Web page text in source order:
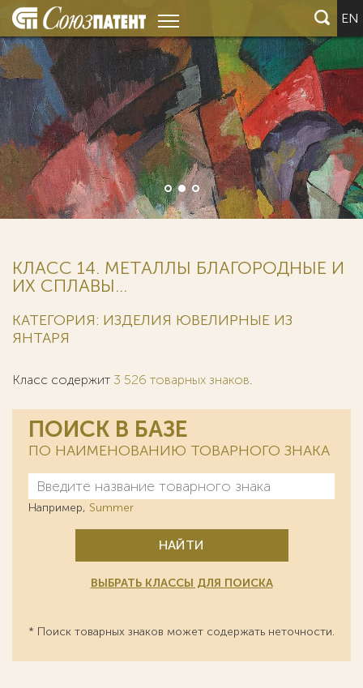
EN
КЛАСС 14. МЕТАЛЛЫ БЛАГОРОДНЫЕ И
ИХ СПЛАВЫ...
КАТЕГОРИЯ: ИЗДЕЛИЯ ЮВЕЛИРНЫЕ ИЗ
ЯНТАРЯ
Класс содержит 3 526 товарных знаков.
ПОИСК В БАЗЕ
ПО НАИМЕНОВАНИЮ ТОВАРНОГО ЗНАКА
Например, Summer
НАЙТИ
ВЫБРАТЬ КЛАССЫ ДЛЯ ПОИСКА
* Поиск товарных знаков может содержать неточности.